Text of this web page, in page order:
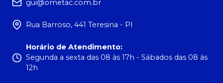
gui@ometac.com.br
Rua Barroso, 441 Teresina - PI
Horário de Atendimento:
Segunda a sexta das 08 às 17h - Sábados das 08 às
12h